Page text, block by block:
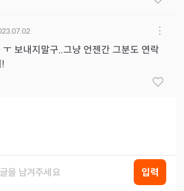
ㅜ 보내지말구..그냥 언젠간 그분도 연락
입력